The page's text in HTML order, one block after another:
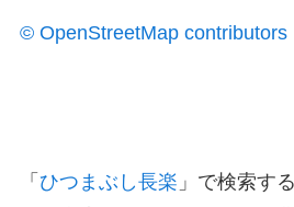
© OpenStreetMap contributors
「 ひつまぶし長楽 」で検索す